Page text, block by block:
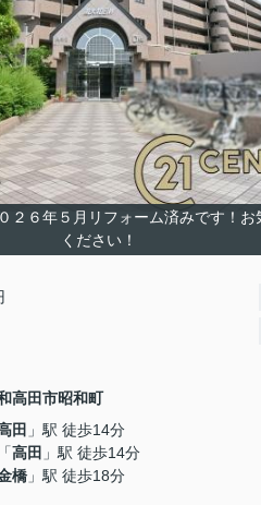
２６年５月リフォーム済みです！お
ください！
高田市昭和町
田 」駅 徒歩14分
「高田 」駅 徒歩14分
橋 」駅 徒歩18分